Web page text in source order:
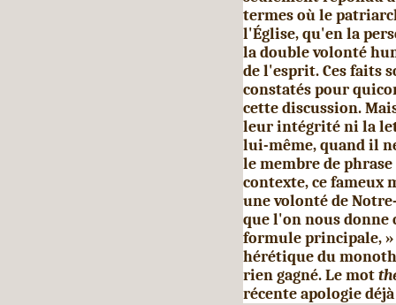
termes où le
l'Église, qu'en la
la double volonté
de l'esprit. Ces faits
constatés pour
cette discussion.
leur intégrité ni la
lui-même, quand il
le membre de
contexte, ce fameux
une volonté de
que l'on nous donne
formule principale,
hérétique du
rien gagné. Le mot
récente apologie